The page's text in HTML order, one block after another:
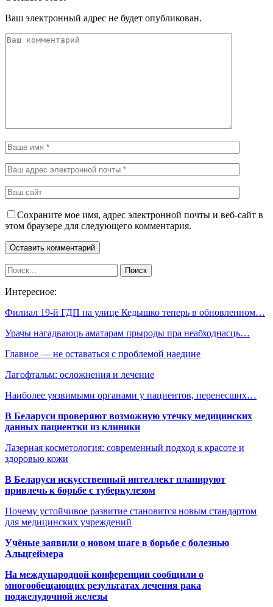
Ваш электронный адрес не будет опубликован.
Сохраните мое имя, адрес электронной почты и веб-сайт в
этом браузере для следующего комментария.
Интересное:
Филиал 19-й ГДП на улице Кедышко теперь в обновленном…
Урачы нагадваюць аматарам прыроды пра неабходнасць…
Главное — не оставаться с проблемой наедине
Лагофтальм: осложнения и лечение
Наиболее уязвимыми органами у пациентов, перенесших…
В Беларуси проверяют возможную утечку медицинских
данных пациентки из клиники
Лазерная косметология: современный подход к красоте и
здоровью кожи
В Беларуси искусственный интеллект планируют
привлечь к борьбе с туберкулезом
Почему устойчивое развитие становится новым стандартом
для медицинских учреждений
Учёные заявили о новом шаге в борьбе с болезнью
Альцгеймера
На международной конференции сообщили о
многообещающих результатах лечения рака
поджелудочной железы